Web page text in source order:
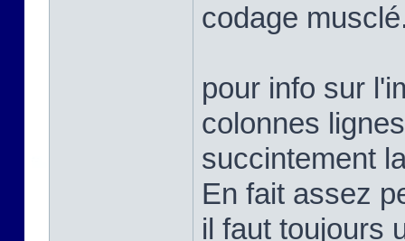
codage
pour info sur
colonnes
succintement
En fait assez
il faut toujours